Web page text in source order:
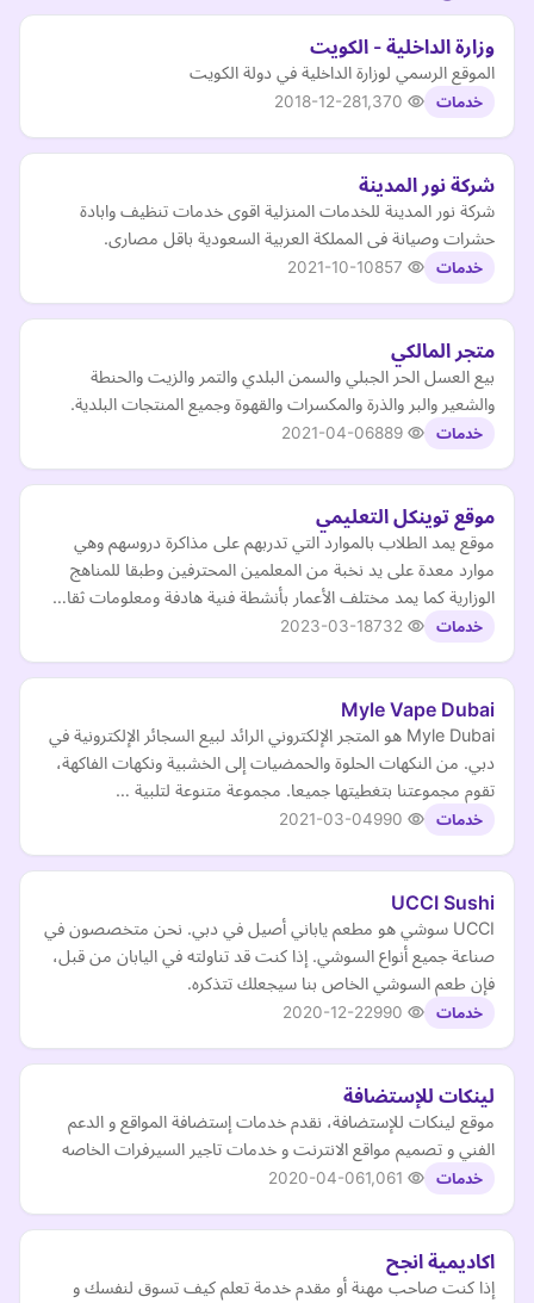
وزارة الداخلية - الكويت
الموقع الرسمي لوزارة الداخلية في دولة الكويت
خدمات 2018-12-28
شركة نور المدينة
شركة نور المدينة للخدمات المنزلية اقوى خدمات تنظيف وابادة
حشرات وصيانة فى المملكة العربية السعودية باقل مصارى.
خدمات 2021-10-10
متجر المالكي
بيع العسل الحر الجبلي والسمن البلدي والتمر والزيت والحنطة
والشعير والبر والذرة والمكسرات والقهوة وجميع المنتجات البلدية.
خدمات 2021-04-06
موقع توينكل التعليمي
موقع يمد الطلاب بالموارد التي تدربهم على مذاكرة دروسهم وهي
موارد معدة على يد نخبة من المعلمين المحترفين وطبقا للمناهج
الوزارية كما يمد مختلف الأعمار بأنشطة فنية هادفة ومعلومات ثقا…
خدمات 2023-03-18
Myle Vape Dubai
Myle Dubai هو المتجر الإلكتروني الرائد لبيع السجائر الإلكترونية في
دبي. من النكهات الحلوة والحمضيات إلى الخشبية ونكهات الفاكهة،
تقوم مجموعتنا بتغطيتها جميعا. مجموعة متنوعة لتلبية …
خدمات 2021-03-04
UCCI Sushi
UCCI سوشي هو مطعم ياباني أصيل في دبي. نحن متخصصون في
صناعة جميع أنواع السوشي. إذا كنت قد تناولته في اليابان من قبل،
فإن طعم السوشي الخاص بنا سيجعلك تتذكره.
خدمات 2020-12-22
لينكات للإستضافة
موقع لينكات للإستضافة، نقدم خدمات إستضافة المواقع و الدعم
الفني و تصميم مواقع الانترنت و خدمات تاجير السيرفرات الخاصه
خدمات 2020-04-06
اكاديمية انجح
إذا كنت صاحب مهنة أو مقدم خدمة تعلم كيف تسوق لنفسك و